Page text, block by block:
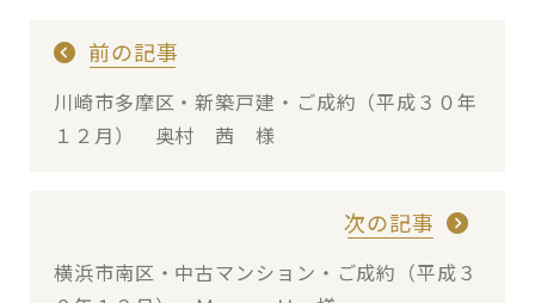
前の記事
川崎市多摩区・新築戸建・ご成約（平成３０年
１２月） 奥村 茜 様
次の記事
横浜市南区・中古マンション・ご成約（平成３